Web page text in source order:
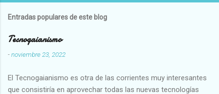
Entradas populares de este blog
Tecnogaianismo
-noviembre 23, 2022
El Tecnogaianismo es otra de las corrientes muy interesantes
que consistiría en aprovechar todas las nuevas tecnologías